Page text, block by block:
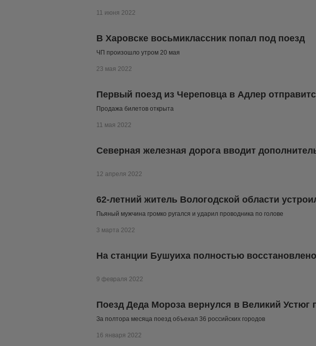
11 июня 2022
В Харовске восьмиклассник попал под поезд
ЧП произошло утром 20 мая
23 мая 2022
Первый поезд из Череповца в Адлер
Продажа билетов открыта
11 мая 2022
Северная железная дорога вводит
12 апреля 2022
62-летний житель Вологодской области
Пьяный мужчина громко ругался и ударил проводника по голове
3 марта 2022
На станции Бушуиха полностью
9 февраля 2022
Поезд Деда Мороза вернулся в Великий Устюг
За полтора месяца поезд объехал 36 российских городов
16 января 2022